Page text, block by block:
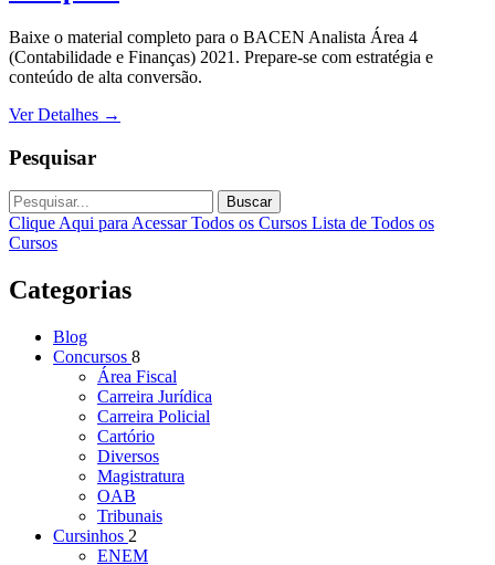
Baixe o material completo para o BACEN Analista Área 4
(Contabilidade e Finanças) 2021. Prepare-se com estratégia e
conteúdo de alta conversão.
Ver Detalhes →
Pesquisar
Buscar
Clique Aqui para Acessar Todos os Cursos Lista de Todos os
Cursos
Categorias
Blog
Concursos 8
Área Fiscal
Carreira Jurídica
Carreira Policial
Cartório
Diversos
Magistratura
OAB
Tribunais
Cursinhos 2
ENEM